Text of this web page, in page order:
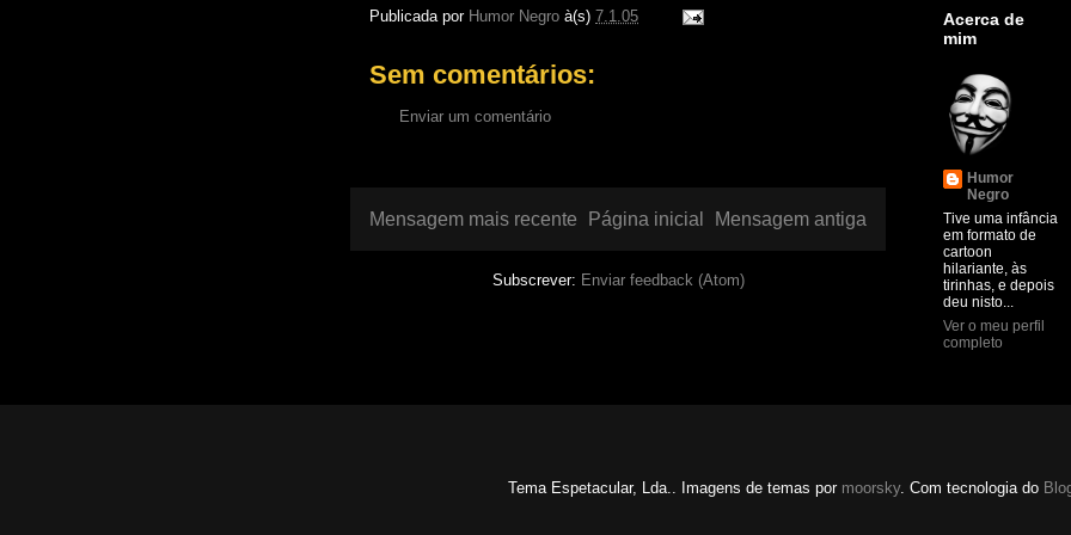
Publicada por Humor Negro à(s) 7.1.05
Sem comentários:
Enviar um comentário
Mensagem mais recente Mensagem antiga
Página inicial
Subscrever: Enviar feedback (Atom)
Acerca de
mim
Humor
Negro
Tive uma infância
em formato de
cartoon
hilariante, às
tirinhas, e depois
deu nisto...
Ver o meu perfil
completo
Tema Espetacular, Lda.. Imagens de temas por moorsky. Com tecnologia do